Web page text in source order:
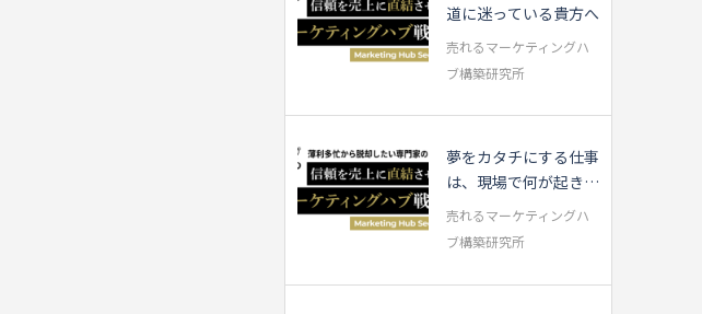
道に迷っている貴方へ
売れるマーケティングハ
ブ構築研究所
夢をカタチにする仕事
は、現場で何が起きて
いるのか
売れるマーケティングハ
ブ構築研究所